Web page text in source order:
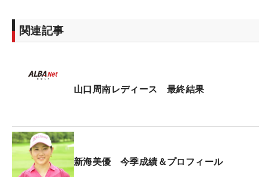
イェン（台湾）は、158万円を加算。来週の最終戦
を前に、賞金女王タイトルを確定させた。
トータル7アンダー・4位に大城さつき。トータル5
アンダー・5位タイには奥山純菜とP.サイパン（タ
山下アミはトータル3アンダー・10位タイに入り、
ローアマチュアを獲得。前週Vのスタイヤーノ梨々
菜はトータル1オーバー・25位タイで3日間を終え
関連記事
山口周南レディース 最終結果
新海美優 今季成績＆プロフィール